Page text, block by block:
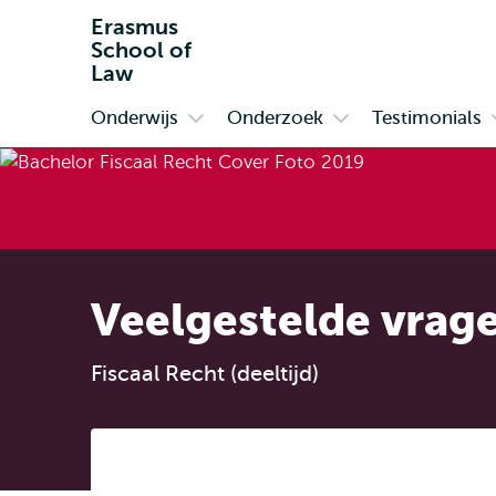
Erasmus
School of
Law
Primair
Onderwijs
submenu
Onderzoek
submenu
Testimonials
Veelgestelde
Fiscaal Recht (deeltijd)